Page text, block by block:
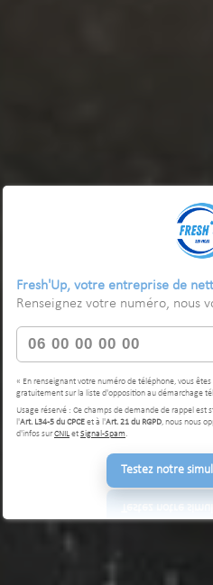
Fresh'Up, votre entreprise de
Renseignez votre numéro, nous
« En renseignant votre numéro de téléphone, vous
gratuitement sur la liste d'opposition au démarchage
Usage réservé : Ce champs de demande de rappel
l'Art. L34-5 du CPCEet à l'Art. 21 du RGPD, nous nous
d'infos surCNILetSignal-Spam.
Testez notre